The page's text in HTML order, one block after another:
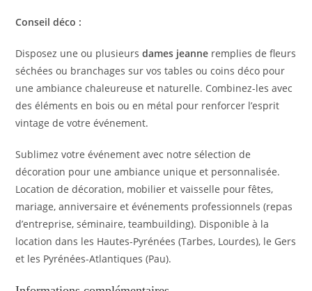
Conseil déco :
Disposez une ou plusieursdames jeanne remplies de fleurs
séchées ou branchages sur vos tables ou coins déco pour
une ambiance chaleureuse et naturelle. Combinez-les avec
des éléments en bois ou en métal pour renforcer l’esprit
vintage de votre événement.
Sublimez votre événement avec notre sélection de
décoration pour une ambiance unique et personnalisée.
Location de décoration, mobilier et vaisselle pour fêtes,
mariage, anniversaire et événements professionnels (repas
d’entreprise, séminaire, teambuilding). Disponible à la
location dans les Hautes-Pyrénées (Tarbes, Lourdes), le Gers
et les Pyrénées-Atlantiques (Pau).